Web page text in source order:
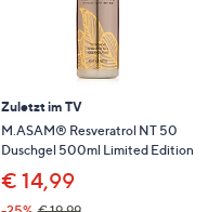
Zuletzt im TV
M.ASAM® Resveratrol NT 50
Duschgel 500ml Limited Edition
€ 14,99